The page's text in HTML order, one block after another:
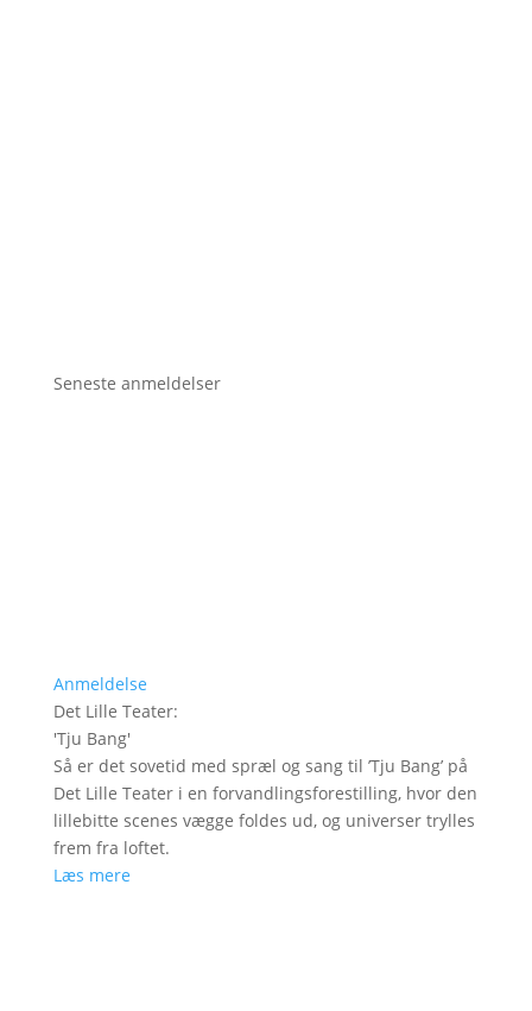
Seneste anmeldelser
Anmeldelse
Det Lille Teater:
'Tju Bang'
Så er det sovetid med spræl og sang til ’Tju Bang’ på
Det Lille Teater i en forvandlingsforestilling, hvor den
lillebitte scenes vægge foldes ud, og universer trylles
frem fra loftet.
Læs mere